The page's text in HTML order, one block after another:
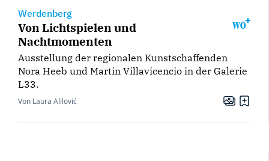
Werdenberg
Von Lichtspielen und
Nachtmomenten
Ausstellung der regionalen Kunstschaffenden
Nora Heeb und Martin Villavicencio in der Galerie
L33.
Von Laura Alilović